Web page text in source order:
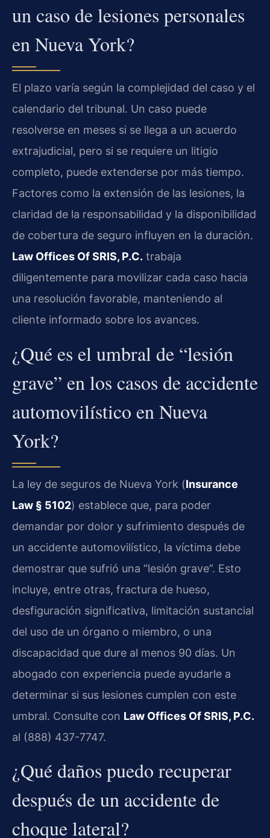
un caso de lesiones personales
en Nueva York?
El plazo varía según la complejidad del caso y el
calendario del tribunal. Un caso puede
resolverse en meses si se llega a un acuerdo
extrajudicial, pero si se requiere un litigio
completo, puede extenderse por más tiempo.
Factores como la extensión de las lesiones, la
claridad de la responsabilidad y la disponibilidad
de cobertura de seguro influyen en la duración.
Law Offices Of SRIS, P.C. trabaja
diligentemente para movilizar cada caso hacia
una resolución favorable, manteniendo al
cliente informado sobre los avances.
¿Qué es el umbral de “lesión
grave” en los casos de accidente
automovilístico en Nueva
York?
La ley de seguros de Nueva York (Insurance
Law § 5102) establece que, para poder
demandar por dolor y sufrimiento después de
un accidente automovilístico, la víctima debe
demostrar que sufrió una “lesión grave”. Esto
incluye, entre otras, fractura de hueso,
desfiguración significativa, limitación sustancial
del uso de un órgano o miembro, o una
discapacidad que dure al menos 90 días. Un
abogado con experiencia puede ayudarle a
determinar si sus lesiones cumplen con este
umbral. Consulte con Law Offices Of SRIS, P.C.
al (888) 437-7747.
¿Qué daños puedo recuperar
después de un accidente de
choque lateral?